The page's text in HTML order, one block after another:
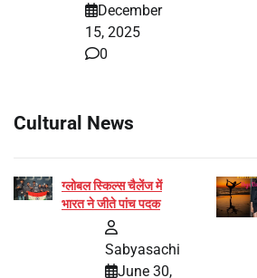
December
15, 2025
0
Cultural News
ग्लोबल स्किल्स चैलेंज में
भारत ने जीते पांच पदक
Sabyasachi
June 30,